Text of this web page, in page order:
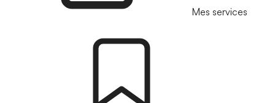
Mes services